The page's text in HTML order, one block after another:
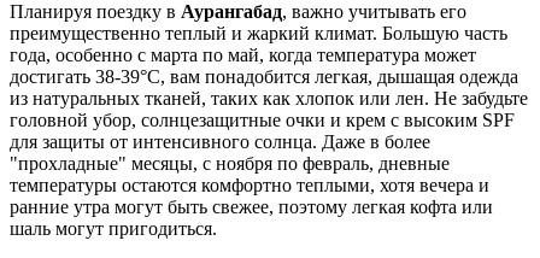
Планируя поездку в Аурангабад, важно учитывать его
преимущественно теплый и жаркий климат. Большую часть
года, особенно с марта по май, когда температура может
достигать 38-39°C, вам понадобится легкая, дышащая одежда
из натуральных тканей, таких как хлопок или лен. Не забудьте
головной убор, солнцезащитные очки и крем с высоким SPF
для защиты от интенсивного солнца. Даже в более
"прохладные" месяцы, с ноября по февраль, дневные
температуры остаются комфортно теплыми, хотя вечера и
ранние утра могут быть свежее, поэтому легкая кофта или
шаль могут пригодиться.